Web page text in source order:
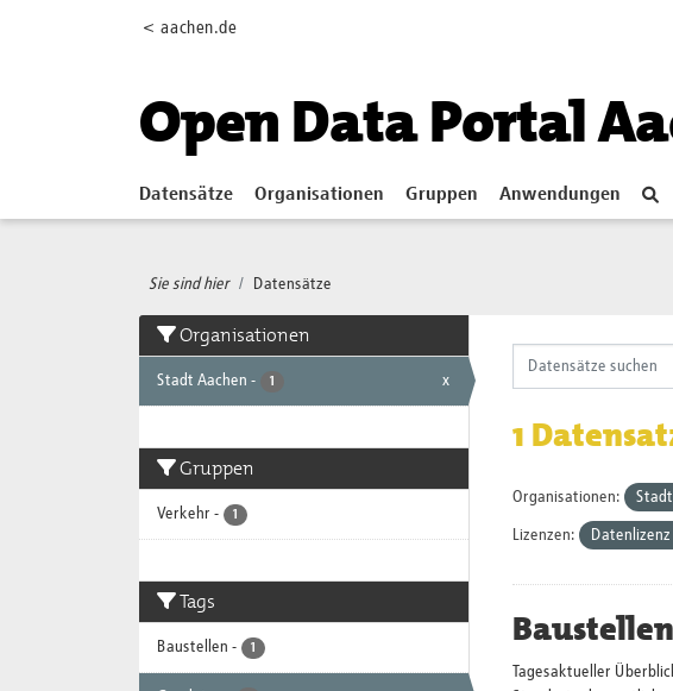
< aachen.de
Open Data Portal
Datensätze Organisationen Gruppen Anwendungen
Sie sind hier Datensätze
Organisationen
Stadt Aachen - 1 x
Gruppen
Verkehr - 1
Tags
Baustellen - 1
1
Organisationen:
Lizenzen:
Tagesaktueller